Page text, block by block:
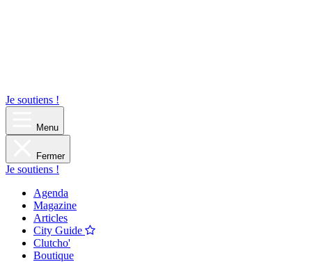
Je soutiens !
Menu
Fermer
Je soutiens !
Agenda
Magazine
Articles
City Guide
Clutcho'
Boutique